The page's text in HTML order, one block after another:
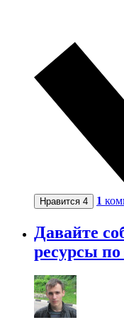
Нравится 4 1
Давайте
ресурсы